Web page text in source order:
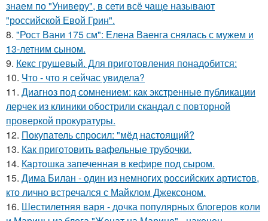
знаем по "Универу", в сети всё чаще называют
"российской Евой Грин".
8. "Рост Вани 175 см": Елена Ваенга снялась с мужем и
13-летним сыном.
9. Кекс грушевый. Для приготовления понадобится:
10. Что - что я сейчас увидела?
11. Диагноз под сомнением: как экстренные публикации
лерчек из клиники обострили скандал с повторной
проверкой прокуратуры.
12. Покупатель спросил: "мёд настоящий?
13. Как приготовить вафельные трубочки.
14. Картошка запеченная в кефире под сыром.
15. Дима Билан - один из немногих российских артистов,
кто лично встречался с Майклом Джексоном.
16. Шестилетняя варя - дочка популярных блогеров коли